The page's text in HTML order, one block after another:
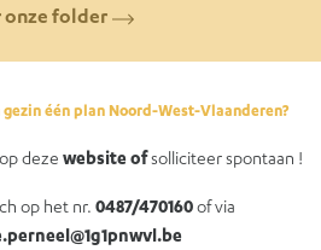
onze folder
één plan Noord-West-Vlaanderen?
deze website ofsolliciteer spontaan !
op het nr. 0487/470160of via